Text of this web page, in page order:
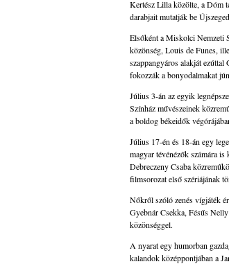
Kertész Lilla közölte, a Dóm
darabjait mutatják be
Elsőként a Miskolci Nemzeti
közönség, Louis de Funes,
szappangyáros alakját
fokozzák a bonyodalmakat
Július 3-án az egyik
Színház művészeinek
a boldog békeidők
Július 17-én és 18-án egy
magyar tévénézők számára
Debreczeny Csaba
filmsorozat első szériájának
Nőkről szóló zenés vígjáték
Gyebnár Csekka, Fésűs
közönséggel.
A nyarat egy humorban
kalandok középpontjában a